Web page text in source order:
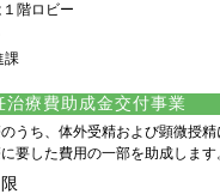
階ロビー
課
治療費助成金交付事業
うち、体外受精および顕微授
要した費用の一部を助成します